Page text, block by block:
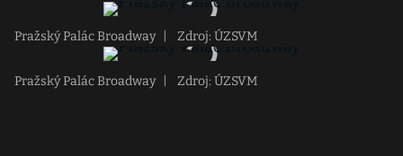
Pražský Palác Broadway Zdroj: ÚZSVM
Pražský Palác Broadway Zdroj: ÚZSVM